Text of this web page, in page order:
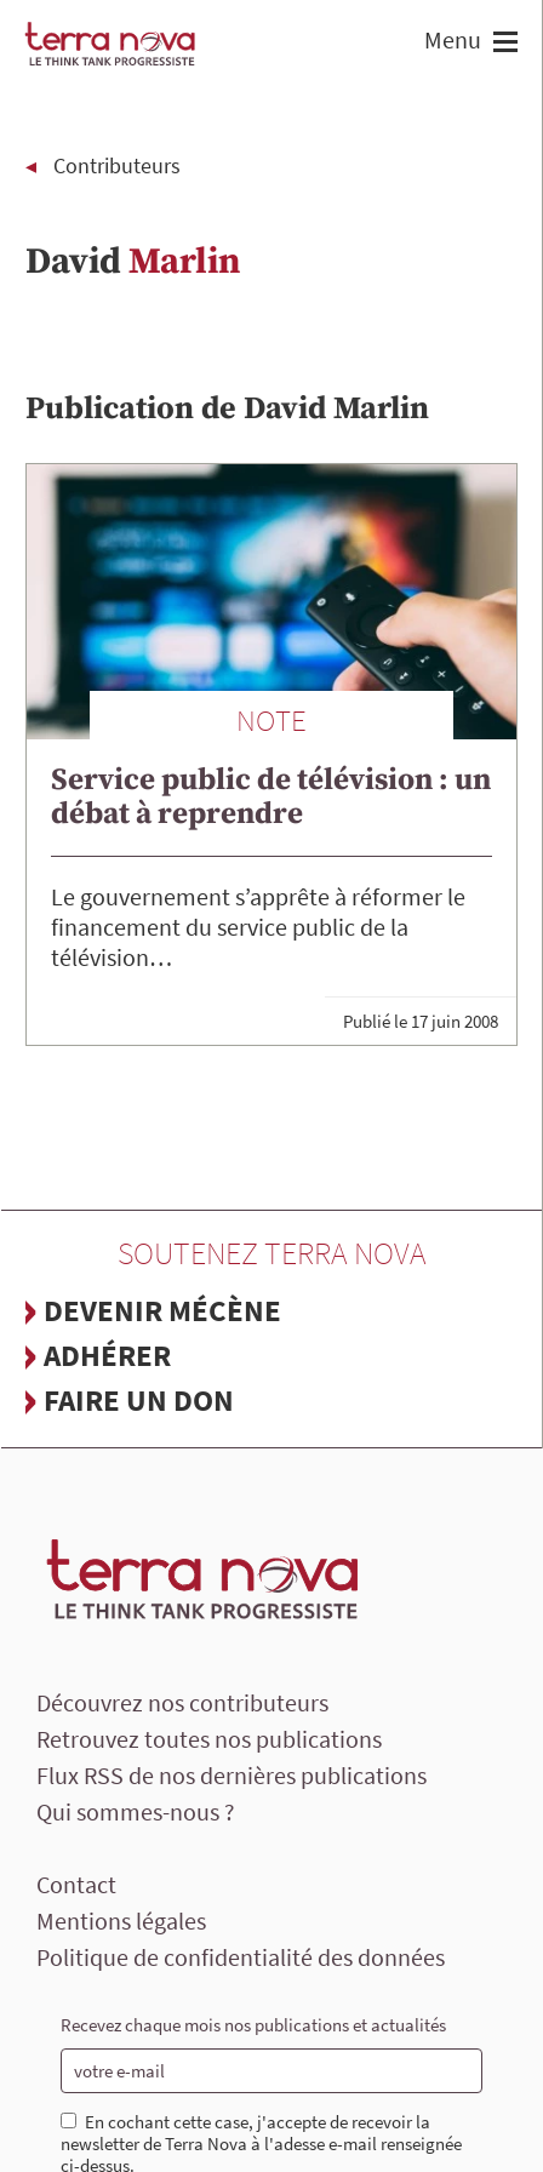
Contributeurs
DavidMarlin
Publication de DavidMarlin
NOTE
Service public de télévision : un
débat à reprendre
Le gouvernement s’apprête à réformer le
financement du service public de la
télévision…
Publié le 17 juin 2008
SOUTENEZ TERRA NOVA
DEVENIR MÉCÈNE
ADHÉRER
FAIRE UN DON
Découvrez nos contributeurs
Retrouvez toutes nos publications
Flux RSS de nos dernières publications
Qui sommes-nous ?
Contact
Mentions légales
Politique de confidentialité des données
Recevez chaque mois nos publications et actualités
En cochant cette case, j'accepte de recevoir la
newsletter de Terra Nova à l'adesse e-mail renseignée
ci-dessus.